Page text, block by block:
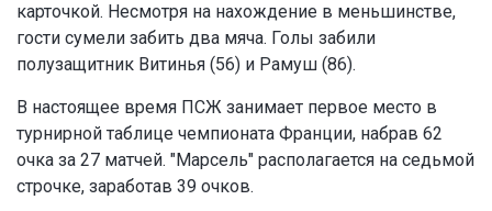
карточкой. Несмотря на нахождение в меньшинстве,
гости сумели забить два мяча. Голы забили
полузащитник Витинья (56) и Рамуш (86).
В настоящее время ПСЖ занимает первое место в
турнирной таблице чемпионата Франции, набрав 62
очка за 27 матчей. "Марсель" располагается на седьмой
строчке, заработав 39 очков.